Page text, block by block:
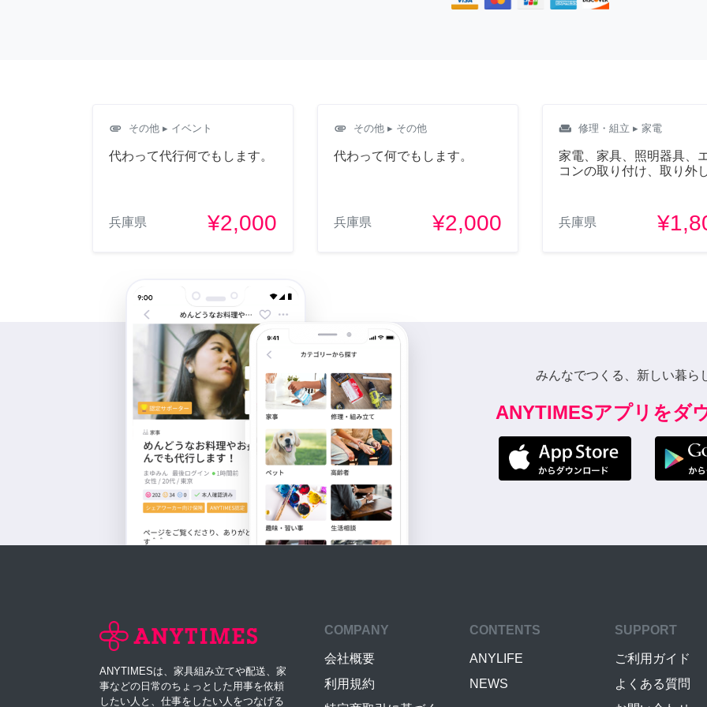
attachment その他 ▸ イベント
代わって代行何でもします。
兵庫県 ¥2,000
attachment その他 ▸ その他
代わって何でもします。
兵庫県 ¥2,000
weekend 修理・組立 ▸ 家電
家電、家具、照明器具、
コンの取り付け、取り外
兵庫県
みんなでつくる、新しい暮ら
ANYTIMESアプリをダ
ANYTIMESは、家具組み立てや配送、家
事などの日常のちょっとした用事を依頼
したい人と、仕事をしたい人をつなげる
COMPANY
会社概要
利用規約
CONTENTS
ANYLIFE
NEWS
SUPPORT
ご利用ガイド
よくある質問